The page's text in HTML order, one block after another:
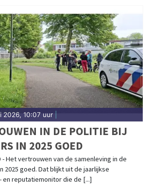
Burg, De Koog, Oudeschild en
eiland.
2026, 10:07 uur|
IN DE POLITIE BIJ
IN 2025 GOED
- Het vertrouwen van de samenleving in de
2025 goed. Dat blijkt uit de jaarlijkse
en reputatiemonitor die de [...]